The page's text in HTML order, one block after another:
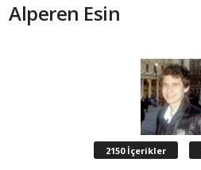
Alperen Esin
2150 İçerikler